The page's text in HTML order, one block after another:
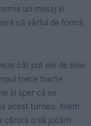
un mesaj și
că vârful de formă
cât pot ele de bine
trece foarte
și sper că se
acest turneu. Avem
cărora o să jucăm